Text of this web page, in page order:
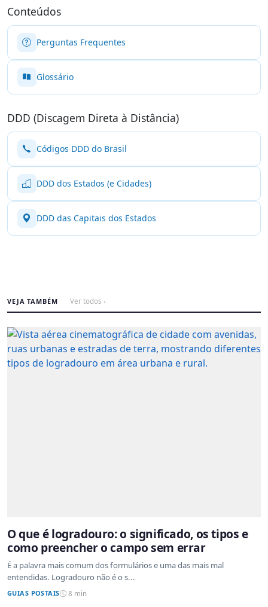
Conteúdos
Perguntas Frequentes
Glossário
DDD (Discagem Direta à Distância)
Códigos DDD do Brasil
DDD dos Estados (e Cidades)
DDD das Capitais dos Estados
VEJA TAMBÉM Ver todos ›
O que é logradouro: o significado, os tipos e
como preencher o campo sem errar
É a palavra mais comum dos formulários e uma das mais mal
entendidas. Logradouro não é o s...
GUIAS POSTAIS 8 min